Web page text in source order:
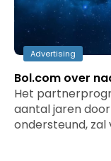
Advertising
Bol.com over
Het
aantal jaren
ondersteund, zal